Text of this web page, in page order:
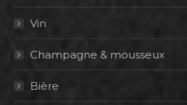
Vin
Champagne & mousseux
Bière